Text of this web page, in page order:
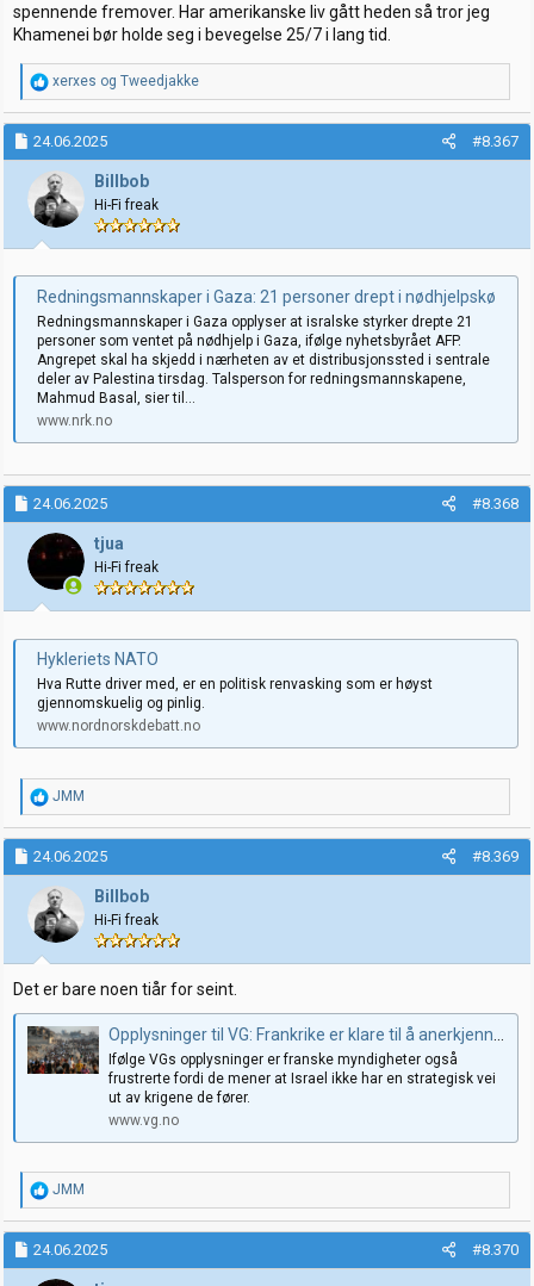
spennende fremover. Har amerikanske liv gått heden så tror jeg
Khamenei bør holde seg i bevegelse 25/7 i lang tid.
R
e
a
k
s
j
o
n
e
r
xerxes og Tweedjakke
24.06.2025 #8.367
Billbob
Hi-Fi freak
Redningsmannskaper i Gaza: 21 personer drept i nødhjelpskø
Redningsmannskaper i Gaza opplyser at isralske styrker drepte 21
personer som ventet på nødhjelp i Gaza, ifølge nyhetsbyrået AFP.
Angrepet skal ha skjedd i nærheten av et distribusjonssted i sentrale
deler av Palestina tirsdag. Talsperson for redningsmannskapene,
Mahmud Basal, sier til...
www.nrk.no
24.06.2025 #8.368
tjua
Hi-Fi freak
Hykleriets NATO
Hva Rutte driver med, er en politisk renvasking som er høyst
gjennomskuelig og pinlig.
www.nordnorskdebatt.no
R
e
a
k
s
j
o
n
e
r
:
JMM
24.06.2025 #8.369
Billbob
Hi-Fi freak
Det er bare noen tiår for seint.
Opplysninger til VG: Frankrike er klare til å anerkjenne Palestina
Ifølge VGs opplysninger er franske myndigheter også
frustrerte fordi de mener at Israel ikke har en strategisk vei
ut av krigene de fører.
www.vg.no
R
e
a
k
s
JMM
24.06.2025 #8.370